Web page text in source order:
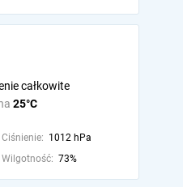
25°C
całkowite
Ciśnienie: 1012 hPa
Wilgotność: 73%